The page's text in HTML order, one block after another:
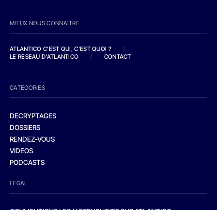
MIEUX NOUS CONNAITRE
ATLANTICO C'EST QUI, C'EST QUOI ?
/
LE RESEAU D'ATLANTICO
/ CONTACT
CATEGORIES
DECRYPTAGES
DOSSIERS
RENDEZ-VOUS
VIDEOS
PODCASTS
LEGAL